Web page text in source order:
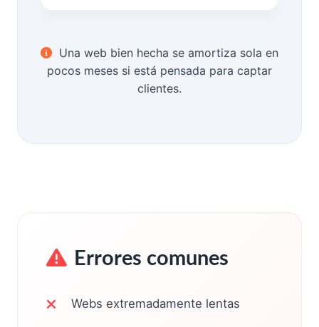
Una web bien hecha se amortiza sola en
pocos meses si está pensada para captar
clientes.
Errores comunes
Webs extremadamente lentas